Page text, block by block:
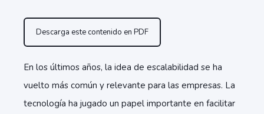
Descarga este contenido en PDF
En los últimos años, la idea de escalabilidad se ha
vuelto más común y relevante para las empresas. La
tecnología ha jugado un papel importante en facilitar